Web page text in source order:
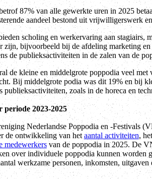
87% van alle gewerkte uren in 2025
aandeel bestond uit vrijwilligerswerk
scholing en werkervaring aan stagiairs,
zijn, bijvoorbeeld bij de afdeling marketing
de publieksactiviteiten in de zalen van de
de kleine en middelgrote poppodia veel
Bij middelgrote podia was dit 19% en bij
publieksactiviteiten, zoals in de horeca en
2023-2025
Nederlandse Poppodia en -Festivals
de ontwikkeling van het aantal activiteiten,
medewerkersvan de poppodia in 2025. De
over individuele poppodia kunnen
werkzame personen, inkomsten,